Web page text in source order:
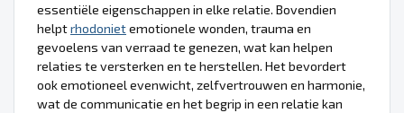
essentiële eigenschappen in elke relatie. Bovendien
helptrhodonietemotionele wonden, trauma en
gevoelens van verraad te genezen, wat kan helpen
relaties te versterken en te herstellen. Het bevordert
ook emotioneel evenwicht, zelfvertrouwen en harmonie,
wat de communicatie en het begrip in een relatie kan